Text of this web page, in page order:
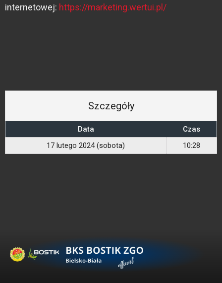
internetowej: https://marketing.wertui.pl/
Szczegóły
Data
Czas
17 lutego 2024 (sobota)
10:28